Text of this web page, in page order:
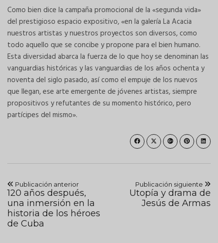
Como bien dice la campaña promocional de la «segunda vida»
del prestigioso espacio expositivo, «en la galería La Acacia
nuestros artistas y nuestros proyectos son diversos, como
todo aquello que se concibe y propone para el bien humano.
Esta diversidad abarca la fuerza de lo que hoy se denominan las
vanguardias históricas y las vanguardias de los años ochenta y
noventa del siglo pasado, así como el empuje de los nuevos
que llegan, ese arte emergente de jóvenes artistas, siempre
propositivos y refutantes de su momento histórico, pero
partícipes del mismo».
Publicación anterior
120 años después,
una inmersión en la
historia de los héroes
de Cuba
Publicación siguiente
Utopía y drama de
Jesús de Armas